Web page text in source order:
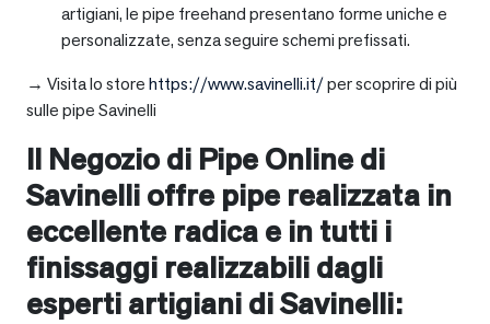
artigiani, le pipe freehand presentano forme uniche e
personalizzate, senza seguire schemi prefissati.
→ Visita lo storehttps://www.savinelli.it/per scoprire di più
sulle pipe Savinelli
Il Negozio di Pipe Online di
Savinelli offre pipe realizzata in
eccellente radica e in tutti i
finissaggi realizzabili dagli
esperti artigiani di Savinelli: